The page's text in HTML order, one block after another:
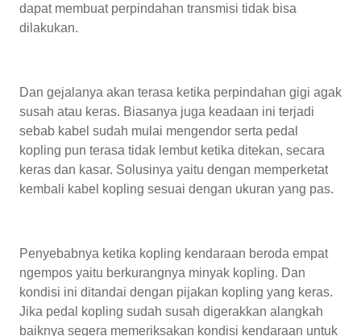
dapat membuat perpindahan transmisi tidak bisa
dilakukan.
Dan gejalanya akan terasa ketika perpindahan gigi agak
susah atau keras. Biasanya juga keadaan ini terjadi
sebab kabel sudah mulai mengendor serta pedal
kopling pun terasa tidak lembut ketika ditekan, secara
keras dan kasar. Solusinya yaitu dengan memperketat
kembali kabel kopling sesuai dengan ukuran yang pas.
Penyebabnya ketika kopling kendaraan beroda empat
ngempos yaitu berkurangnya minyak kopling. Dan
kondisi ini ditandai dengan pijakan kopling yang keras.
Jika pedal kopling sudah susah digerakkan alangkah
baiknya segera memeriksakan kondisi kendaraan untuk